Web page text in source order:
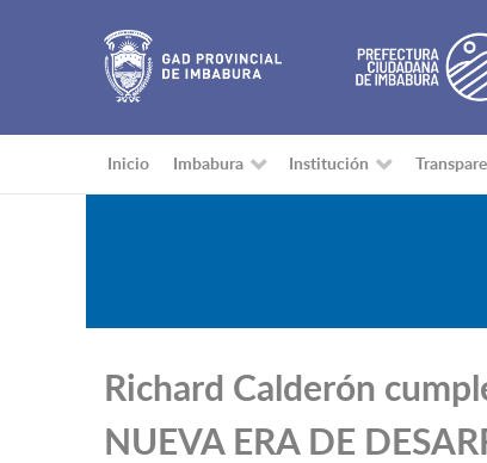
Inicio Imbabura Institución
Richard Calderón
NUEVA ERA DE